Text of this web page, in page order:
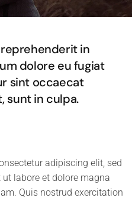
in
dolore eu fugiat
sint occaecat
sunt in culpa.
adipiscing elit, sed
labore et dolore magna
Quis nostrud exercitation